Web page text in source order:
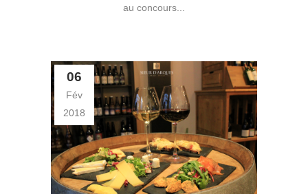
au concours...
06
Fév
2018